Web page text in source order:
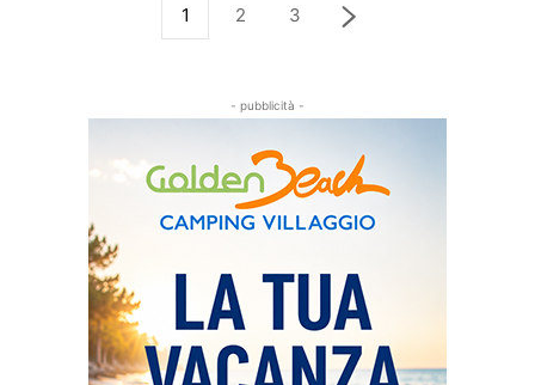
1 2 3
- pubblicità -